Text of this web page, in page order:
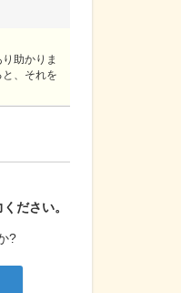
ださい。
?
助かりま
、それを